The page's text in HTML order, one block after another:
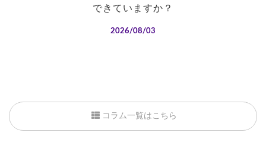
できていますか？
2026/08/03
コラム一覧はこちら